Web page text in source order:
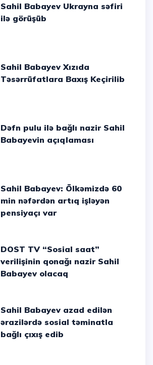
Sahil Babayev Ukrayna səfiri
ilə görüşüb
Sahil Babayev Xızıda
Təsərrüfatlara Baxış Keçirilib
Dəfn pulu ilə bağlı nazir Sahil
Babayevin açıqlaması
Sahil Babayev: Ölkəmizdə 60
min nəfərdən artıq işləyən
pensiyaçı var
DOST TV “Sosial saat”
verilişinin qonağı nazir Sahil
Babayev olacaq
Sahil Babayev azad edilən
ərazilərdə sosial təminatla
bağlı çıxış edib